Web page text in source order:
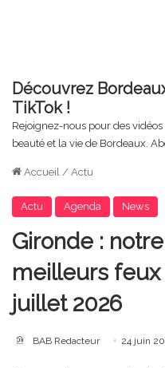
Découvrez
TikTok !
Rejoignez-nous pour des
beauté et la vie de Bordeaux.
Accueil / Actu
Actu Agenda News
Gironde :
meilleurs feux
juillet 2026
BAB Redacteur 24 juin